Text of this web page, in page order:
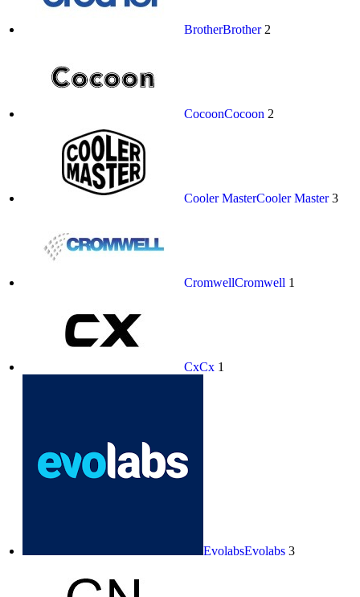
BrotherBrother 2
CocoonCocoon 2
Cooler MasterCooler Master 3
CromwellCromwell 1
CxCx 1
EvolabsEvolabs 3